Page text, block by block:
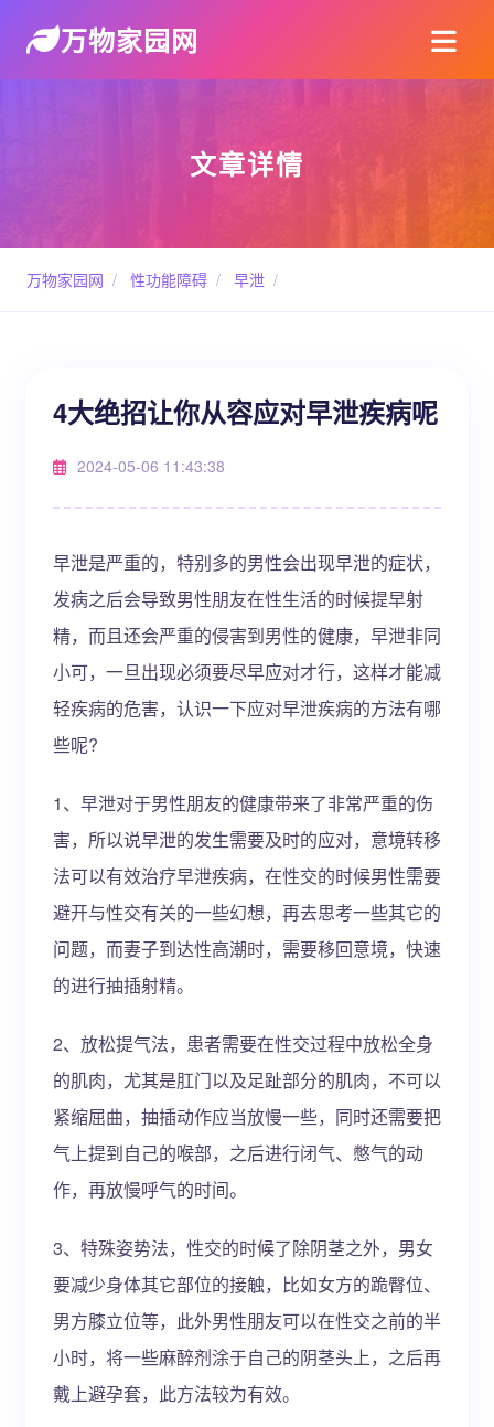
万物家园网
文章详情
万物家园网 / 性功能障碍 / 早泄 /
4大绝招让你从容应对早泄疾病呢
2024-05-06 11:43:38
早泄是严重的，特别多的男性会出现早泄的症状，
发病之后会导致男性朋友在性生活的时候提早射
精，而且还会严重的侵害到男性的健康，早泄非同
小可，一旦出现必须要尽早应对才行，这样才能减
轻疾病的危害，认识一下应对早泄疾病的方法有哪
些呢?
1、早泄对于男性朋友的健康带来了非常严重的伤
害，所以说早泄的发生需要及时的应对，意境转移
法可以有效治疗早泄疾病，在性交的时候男性需要
避开与性交有关的一些幻想，再去思考一些其它的
问题，而妻子到达性高潮时，需要移回意境，快速
的进行抽插射精。
2、放松提气法，患者需要在性交过程中放松全身
的肌肉，尤其是肛门以及足趾部分的肌肉，不可以
紧缩屈曲，抽插动作应当放慢一些，同时还需要把
气上提到自己的喉部，之后进行闭气、憋气的动
作，再放慢呼气的时间。
3、特殊姿势法，性交的时候了除阴茎之外，男女
要减少身体其它部位的接触，比如女方的跪臀位、
男方膝立位等，此外男性朋友可以在性交之前的半
小时，将一些麻醉剂涂于自己的阴茎头上，之后再
戴上避孕套，此方法较为有效。